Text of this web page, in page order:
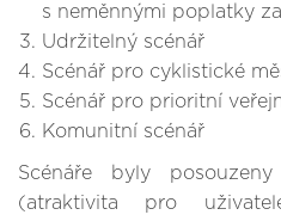
s neměnnými poplatky
Udržitelný scénář
Scénář pro cyklistické
Scénář pro prioritní
Komunitní scénář
Scénáře byly
(atraktivita pro